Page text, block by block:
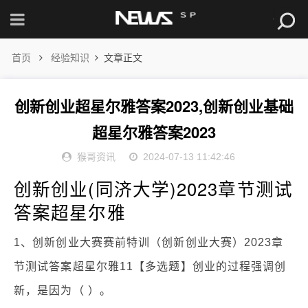
首页 经验知识 文章正文
创新创业超星尔雅答案2023,创新创业基础
超星尔雅答案2023
猴哥资讯 2024-07-13 11:42:46
创新创业(同济大学)2023章节测试
答案超星尔雅
1、创新创业大赛赛前特训（创新创业大赛）2023章
节测试答案超星尔雅11【多选题】创业的过程强调创
新，是因为（ ）。